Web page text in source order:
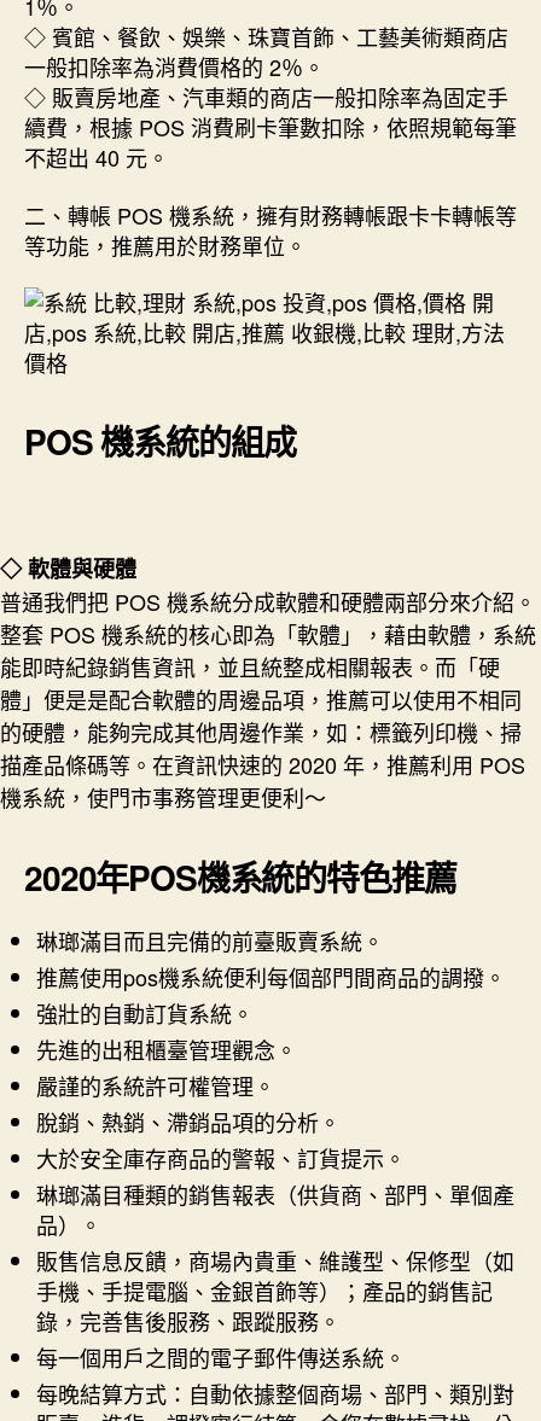
1％。
◇ 賓館、餐飲、娛樂、珠寶首飾、工藝美術類商店
一般扣除率為消費價格的 2％。
◇ 販賣房地產、汽車類的商店一般扣除率為固定手
續費，根據 POS 消費刷卡筆數扣除，依照規範每筆
不超出 40 元。
二、轉帳 POS 機系統，擁有財務轉帳跟卡卡轉帳等
等功能，推薦用於財務單位。
POS 機系統的組成
◇ 軟體與硬體
普通我們把 POS 機系統分成軟體和硬體兩部分來介紹。
整套 POS 機系統的核心即為「軟體」，藉由軟體，系統
能即時紀錄銷售資訊，並且統整成相關報表。而「硬
體」便是是配合軟體的周邊品項，推薦可以使用不相同
的硬體，能夠完成其他周邊作業，如：標籤列印機、掃
描產品條碼等。在資訊快速的 2020 年，推薦利用 POS
機系統，使門市事務管理更便利～
2020年POS機系統的特色推薦
琳瑯滿目而且完備的前臺販賣系統。
推薦使用pos機系統便利每個部門間商品的調撥。
強壯的自動訂貨系統。
先進的出租櫃臺管理觀念。
嚴謹的系統許可權管理。
脫銷、熱銷、滯銷品項的分析。
大於安全庫存商品的警報、訂貨提示。
琳瑯滿目種類的銷售報表（供貨商、部門、單個產
品）。
販售信息反饋，商場內貴重、維護型、保修型（如
手機、手提電腦、金銀首飾等）；產品的銷售記
錄，完善售後服務、跟蹤服務。
每一個用戶之間的電子郵件傳送系統。
每晚結算方式：自動依據整個商場、部門、類別對